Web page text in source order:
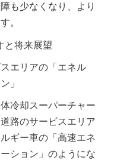
も少なくなり、より
。
と将来展望
エリアの「エネル
」
冷却スーパーチャー
路のサービスエリア
ギー車の「高速エネ
ション」のようにな